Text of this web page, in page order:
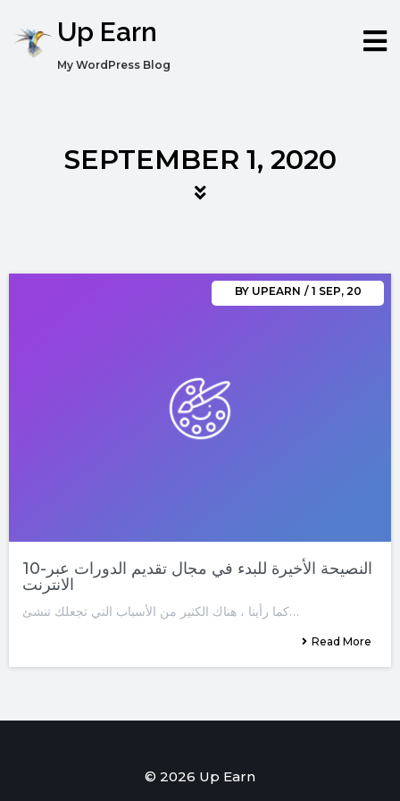
Up Earn
My WordPress Blog
SEPTEMBER 1, 2020
10-النصيحة الأخيرة للبدء في مجال تقديم الدورات عبر
الانترنت
BY UPEARN / 1 SEP, 20
كما رأينا ، هناك الكثير من الأسباب التي تجعلك تنشئ…
Read More
© 2026 Up Earn